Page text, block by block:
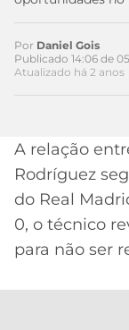
DE
2026
DE
BET365
TIMES
MEU
TIME
SÃO
SÉRIE
DA
BOLA
Por Daniel Gois
Publicado 14:06 de
Atualizado há 2 anos
A relação
Rodríguez
do Real
0, o técnico
para não ser